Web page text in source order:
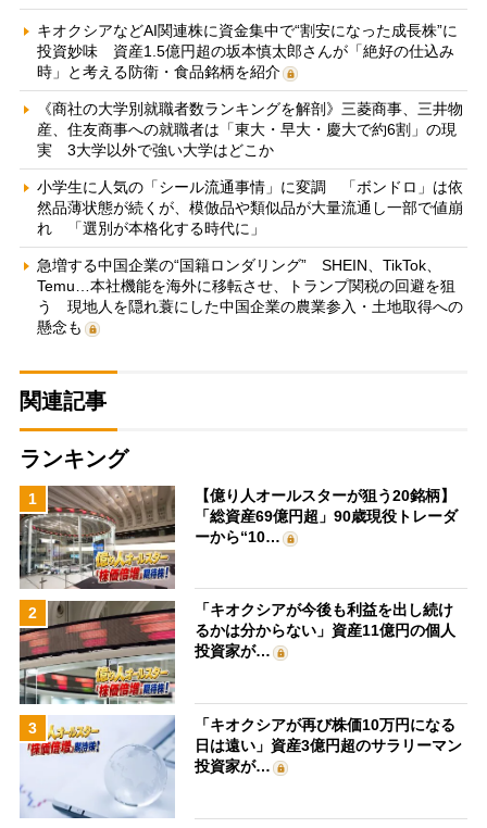
キオクシアなどAI関連株に資金集中で“割安になった成長株”に
投資妙味 資産1.5億円超の坂本慎太郎さんが「絶好の仕込み
時」と考える防衛・食品銘柄を紹介
《商社の大学別就職者数ランキングを解剖》三菱商事、三井物
産、住友商事への就職者は「東大・早大・慶大で約6割」の現
実 3大学以外で強い大学はどこか
小学生に人気の「シール流通事情」に変調 「ボンドロ」は依
然品薄状態が続くが、模倣品や類似品が大量流通し一部で値崩
れ 「選別が本格化する時代に」
急増する中国企業の“国籍ロンダリング” SHEIN、TikTok、
Temu…本社機能を海外に移転させ、トランプ関税の回避を狙
う 現地人を隠れ蓑にした中国企業の農業参入・土地取得への
懸念も
関連記事
ランキング
1
【億り人オールスターが狙う20銘柄】
「総資産69億円超」90歳現役トレーダ
ーから“10…
2
「キオクシアが今後も利益を出し続け
るかは分からない」資産11億円の個人
投資家が…
3
「キオクシアが再び株価10万円になる
日は遠い」資産3億円超のサラリーマン
投資家が…